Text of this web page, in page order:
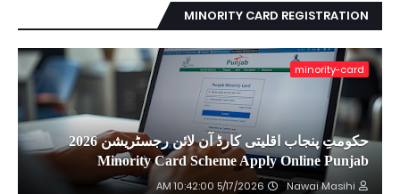
MINORITY CARD REGISTRATION
minority-card
حکومتِ پنجاب اقلیتی کارڈ آن لائن رجسٹریشن 2026
Minority Card Scheme Apply Online Punjab
Nawai Masihi
5/17/2026 10:42:00 AM